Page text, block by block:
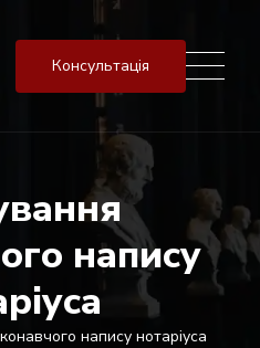
Консультація
напису
напису нотаріуса